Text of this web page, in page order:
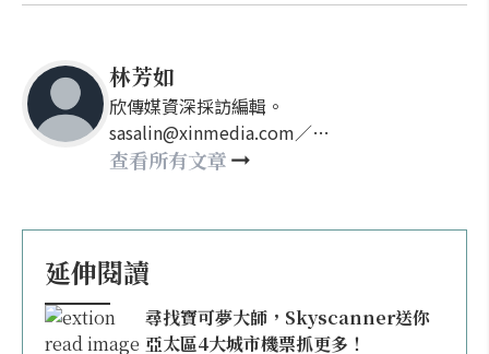
林芳如
欣傳媒資深採訪編輯。
sasalin@xinmedia.com／
happy21917@gmail.com
查看所有文章
延伸閱讀
尋找寶可夢大師，Skyscanner送你
亞太區4大城市機票抓更多！